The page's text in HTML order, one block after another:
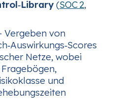
(SOC 2,
Vergeben von
Netze, wobei
und